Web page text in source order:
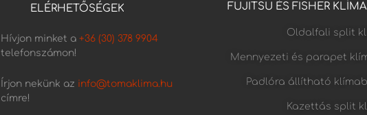
ELÉRHETŐSÉGEK
Hívjon minket a +36 (30) 378 9904
telefonszámon!
Írjon nekünk az info@tomaklima.hu
címre!
FUJITSU ÉS FISHER
Oldalfali split
Mennyezeti és parapet
Padlóra állítható
Kazettás split